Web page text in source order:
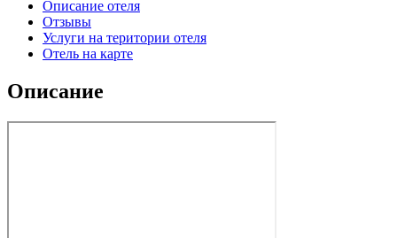
Описание отеля
Отзывы
Услуги на територии отеля
Отель на карте
Описание